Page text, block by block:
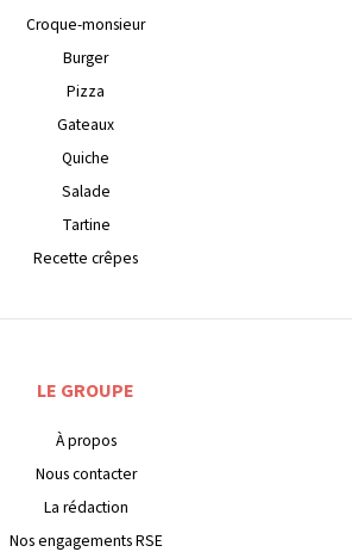
Croque-monsieur
Burger
Pizza
Gateaux
Quiche
Salade
Tartine
Recette crêpes
LE GROUPE
À propos
Nous contacter
La rédaction
Nos engagements RSE